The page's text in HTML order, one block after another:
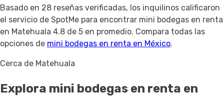
Basado en 28 reseñas verificadas, los inquilinos calificaron
el servicio de SpotMe para encontrar mini bodegas en renta
en Matehuala 4.8 de 5 en promedio. Compara todas las
opciones de mini bodegas en renta en México.
Cerca de Matehuala
Explora mini bodegas en renta en